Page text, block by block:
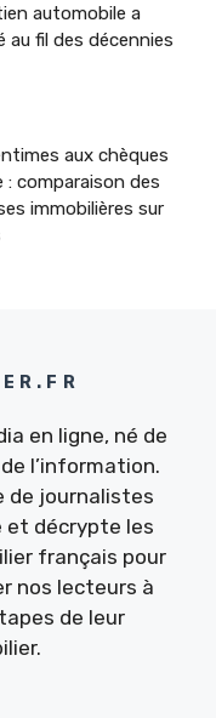
automobile a
au fil des décennies
aux chèques
: comparaison des
immobilières sur
en ligne, né de
l’information.
de journalistes
et décrypte les
français pour
nos lecteurs à
de leur